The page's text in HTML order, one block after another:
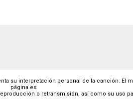
su interpretación personal de la canción. El
página es
o retransmisión, así como su uso